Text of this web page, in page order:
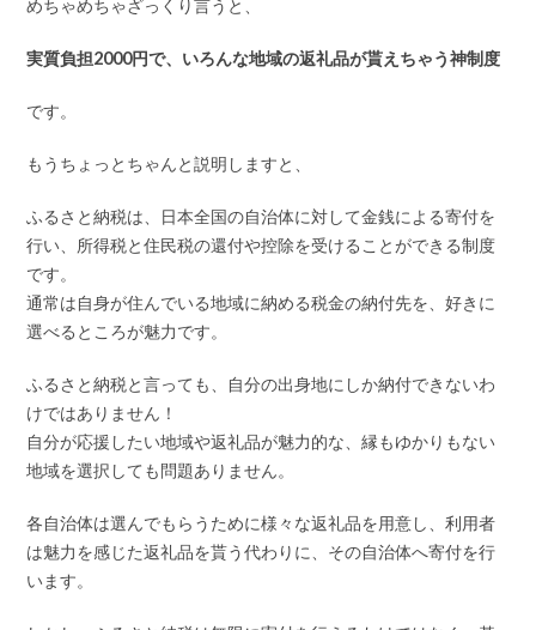
めちゃめちゃざっくり言うと、
実質負担2000円で、いろんな地域の返礼品が貰えちゃう神制度
です。
もうちょっとちゃんと説明しますと、
ふるさと納税は、日本全国の自治体に対して金銭による寄付を
行い、所得税と住民税の還付や控除を受けることができる制度
です。
通常は自身が住んでいる地域に納める税金の納付先を、好きに
選べるところが魅力です。
ふるさと納税と言っても、自分の出身地にしか納付できないわ
けではありません！
自分が応援したい地域や返礼品が魅力的な、縁もゆかりもない
地域を選択しても問題ありません。
各自治体は選んでもらうために様々な返礼品を用意し、利用者
は魅力を感じた返礼品を貰う代わりに、その自治体へ寄付を行
います。